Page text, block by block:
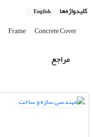
کلیدواژه‌ها English
Frame Concrete Cover
مراجع